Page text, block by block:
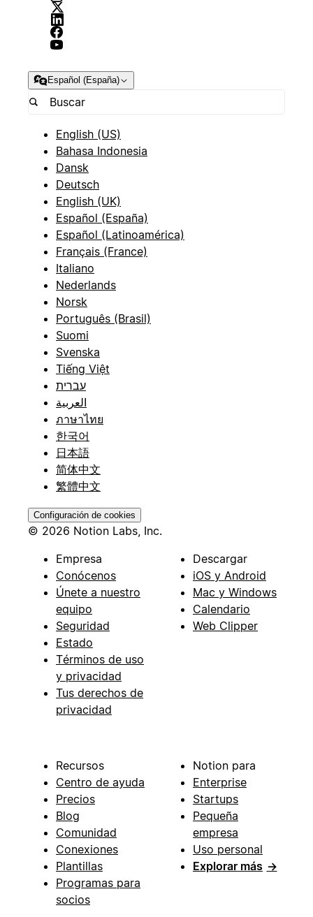
Español (España)
English (US)
Bahasa Indonesia
Dansk
Deutsch
English (UK)
Español (España)
Español (Latinoamérica)
Français (France)
Italiano
Nederlands
Norsk
Português (Brasil)
Suomi
Svenska
Tiếng Việt
עברית
العربية
ภาษาไทย
한국어
日本語
简体中文
繁體中文
Configuración de cookies
© 2026 Notion Labs, Inc.
Empresa
Conócenos
Únete a nuestro
equipo
Seguridad
Estado
Términos de uso
y privacidad
Tus derechos de
privacidad
Descargar
iOS y Android
Mac y Windows
Calendario
Web Clipper
Recursos
Centro de ayuda
Precios
Blog
Comunidad
Conexiones
Plantillas
Programas para
socios
Notion para
Enterprise
Startups
Pequeña
empresa
Uso personal
Explorar más →